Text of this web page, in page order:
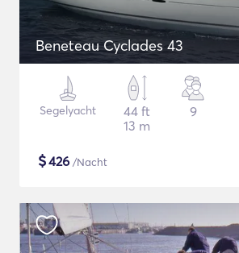
Beneteau Cyclades 43
Segelyacht
44 ft
13 m
9
$426 /Nacht